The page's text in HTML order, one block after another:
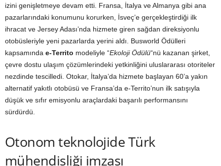
izini genişletmeye devam etti. Fransa, İtalya ve Almanya gibi ana
pazarlarındaki konumunu korurken, İsveç’e gerçekleştirdiği ilk
ihracat ve Jersey Adası’nda hizmete giren sağdan direksiyonlu
otobüsleriyle yeni pazarlarda yerini aldı. Busworld Ödülleri
kapsamında e-Territo modeliyle “Ekoloji Ödülü“nü kazanan şirket,
çevre dostu ulaşım çözümlerindeki yetkinliğini uluslararası otoriteler
nezdinde tescilledi. Otokar, İtalya’da hizmete başlayan 60’a yakın
alternatif yakıtlı otobüsü ve Fransa’da e-Territo’nun ilk satışıyla
düşük ve sıfır emisyonlu araçlardaki başarılı performansını
sürdürdü.
Otonom teknolojide Türk
mühendisliği imzası